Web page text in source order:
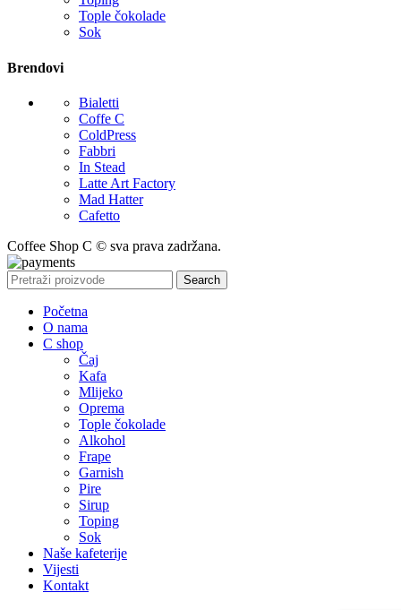
Tople čokolade
Sok
Brendovi
Bialetti
Coffe C
ColdPress
Fabbri
In Stead
Latte Art Factory
Mad Hatter
Cafetto
Coffee Shop C © sva prava zadržana.
Search
Početna
O nama
C shop
Čaj
Kafa
Mlijeko
Oprema
Tople čokolade
Alkohol
Frape
Garnish
Pire
Sirup
Toping
Sok
Naše kafeterije
Vijesti
Kontakt